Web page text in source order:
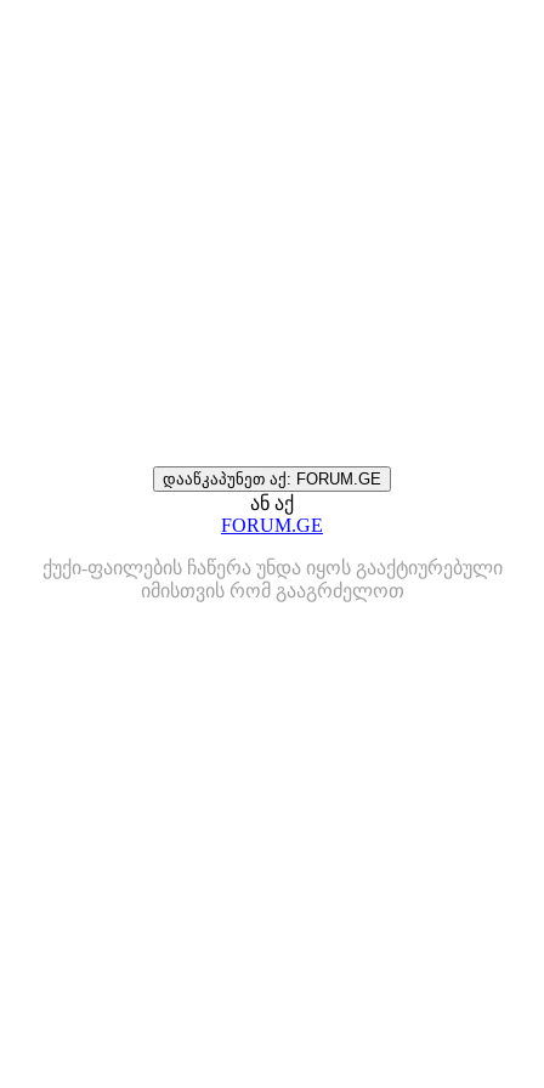
დააწკაპუნეთ აქ: FORUM.GE
ან აქ
FORUM.GE
ქუქი-ფაილების ჩაწერა უნდა იყოს გააქტიურებული
იმისთვის რომ გააგრძელოთ